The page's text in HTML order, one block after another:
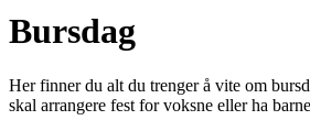
Butikker
Mat og drikke
Bursdag
Her finner du alt du trenger å vite om
skal arrangere fest for voksne eller ha